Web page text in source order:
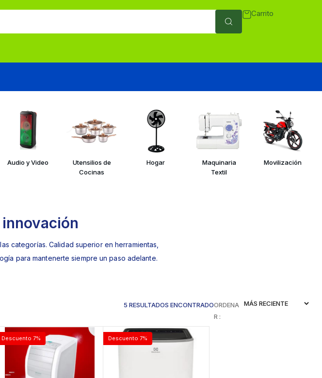
Carrito
Audio y Video
Utensilios de
Cocinas
Hogar
Maquinaria
Textil
Movilización
categorías. Calidad superior en herramientas,
para mantenerte siempre un paso adelante.
5 RESULTADOS ENCONTRADOORDENA
R :
Descuento 7% Descuento 7%